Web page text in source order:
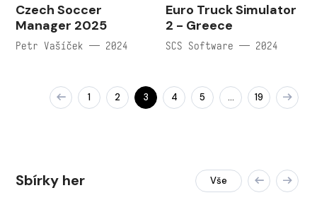
Czech Soccer
Manager 2025
Petr Vašíček — 2024
Euro Truck Simulator
2 - Greece
SCS Software — 2024
1 2 3 4 5 … 19
Sbírky her Vše